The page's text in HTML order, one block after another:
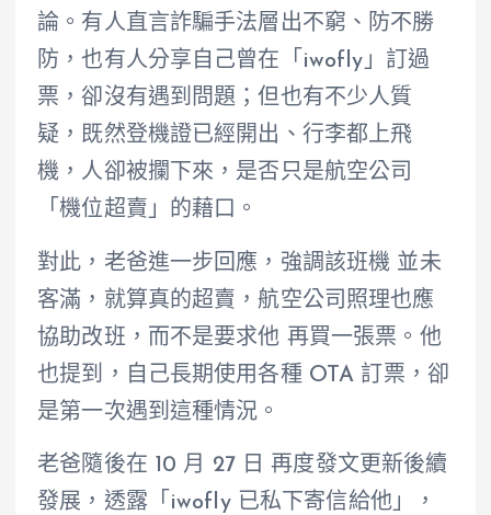
論。有人直言詐騙手法層出不窮、防不勝
防，也有人分享自己曾在「iwofly」訂過
票，卻沒有遇到問題；但也有不少人質
疑，既然登機證已經開出、行李都上飛
機，人卻被攔下來，是否只是航空公司
「機位超賣」的藉口。
對此，老爸進一步回應，強調該班機 並未
客滿，就算真的超賣，航空公司照理也應
協助改班，而不是要求他 再買一張票。他
也提到，自己長期使用各種 OTA 訂票，卻
是第一次遇到這種情況。
老爸隨後在 10 月 27 日 再度發文更新後續
發展，透露「iwofly 已私下寄信給他」，